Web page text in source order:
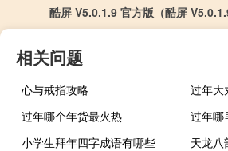
酷屏 V5.0.1.9 官方版（酷屏
相关问题
心与戒指攻略
过年大
过年哪个年货最火热
过年哪
小学生拜年四字成语有哪些